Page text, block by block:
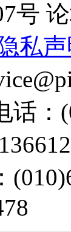
号
私声
话：